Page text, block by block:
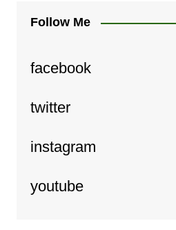
Follow Me
facebook
twitter
instagram
youtube